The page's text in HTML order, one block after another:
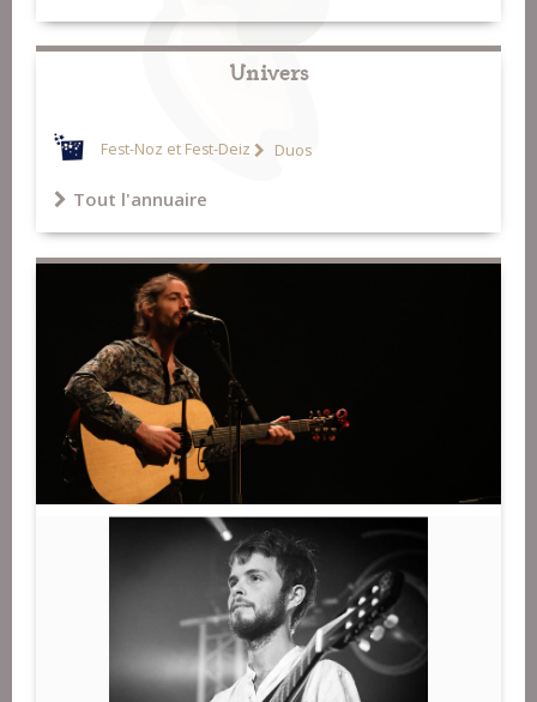
Univers
Fest-Noz et Fest-Deiz Duos
Tout l'annuaire